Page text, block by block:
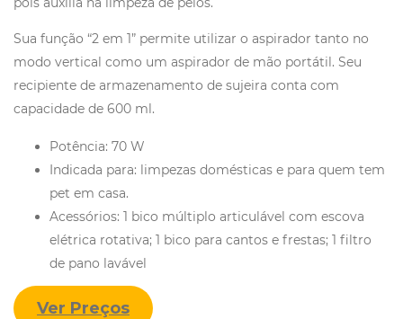
Sua função “2 em 1” permite utilizar o aspirador tanto no
modo vertical como um aspirador de mão portátil. Seu
recipiente de armazenamento de sujeira conta com
capacidade de 600 ml.
Potência: 70 W
Indicada para: limpezas domésticas e para quem tem
pet em casa.
Acessórios: 1 bico múltiplo articulável com escova
elétrica rotativa; 1 bico para cantos e frestas; 1 filtro
de pano lavável
Ver Preços